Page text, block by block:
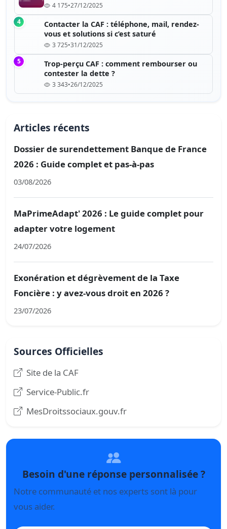
4 175•27/12/2025
4
Contacter la CAF : téléphone, mail, rendez-
vous et solutions si c’est saturé
3 725•31/12/2025
5
Trop-perçu CAF : comment rembourser ou
contester la dette ?
3 343•26/12/2025
Articles récents
Dossier de surendettement Banque de France
2026 : Guide complet et pas-à-pas
03/08/2026
MaPrimeAdapt' 2026 : Le guide complet pour
adapter votre logement
24/07/2026
Exonération et dégrèvement de la Taxe
Foncière : y avez-vous droit en 2026 ?
23/07/2026
Sources Officielles
Site de la CAF
Service-Public.fr
MesDroitssociaux.gouv.fr
Besoin d'une réponse personnalisée ?
Notre communauté et nos experts sont là pour
vous aider.